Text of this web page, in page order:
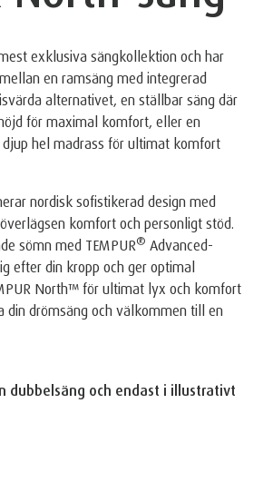
exklusiva sängkollektion och har
en ramsäng med integrerad
alternativet, en ställbar säng där
för maximal komfort, eller en
hel madrass för ultimat komfort
nordisk sofistikerad design med
komfort och personligt stöd.
sömn med TEMPUR® Advanced-
efter din kropp och ger optimal
North™ för ultimat lyx och komfort
din drömsäng och välkommen till en
dubbelsäng och endast i illustrativt